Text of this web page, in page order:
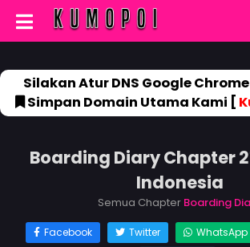
Silakan Atur DNS Google
Simpan Domain Utama Kami [
Boarding Diary Chapter
Indonesia
Semua Chapter Boarding
Facebook Twitter WhatsApp